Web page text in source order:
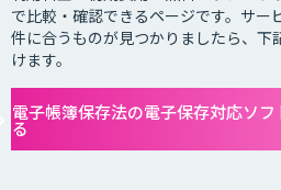
で比較・確認できるページです。サー
件に合うものが見つかりましたら、下
けます。
電子帳簿保存法の電子保存対応ソ
る